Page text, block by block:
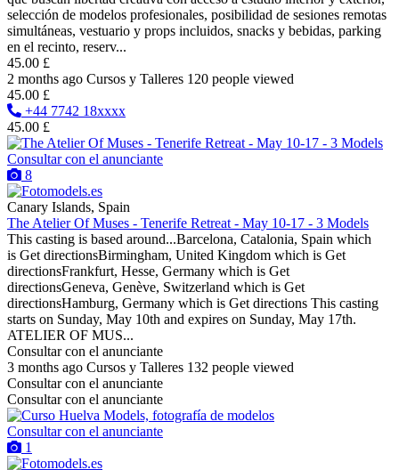
selección de modelos profesionales, posibilidad de sesiones remotas
simultáneas, vestuario y props incluidos, snacks y bebidas, parking
en el recinto, reserv...
45.00 £
2 months ago Cursos y Talleres 120 people viewed
45.00 £
+44 7742 18xxxx
45.00 £
Consultar con el anunciante
8
Canary Islands, Spain
The Atelier Of Muses - Tenerife Retreat - May 10-17 - 3 Models
This casting is based around...Barcelona, Catalonia, Spain which
is Get directionsBirmingham, United Kingdom which is Get
directionsFrankfurt, Hesse, Germany which is Get
directionsGeneva, Genève, Switzerland which is Get
directionsHamburg, Germany which is Get directions This casting
starts on Sunday, May 10th and expires on Sunday, May 17th.
ATELIER OF MUS...
Consultar con el anunciante
3 months ago Cursos y Talleres 132 people viewed
Consultar con el anunciante
Consultar con el anunciante
Consultar con el anunciante
1